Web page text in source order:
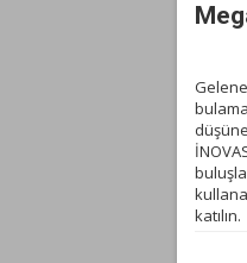
katılın.